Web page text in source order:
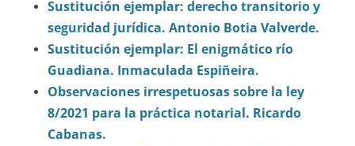
Sustitución ejemplar: derecho transitorio y
seguridad jurídica. Antonio Botia Valverde.
Sustitución ejemplar: El enigmático río
Guadiana. Inmaculada Espiñeira.
Observaciones irrespetuosas sobre la ley
8/2021 para la práctica notarial. Ricardo
Cabanas.